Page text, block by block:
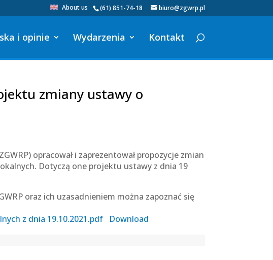
(61) 851-74-18 biuro@zgwrp.pl
About us
i opinie Wydarzenia Kontakt
zmiany ustawy o
opracował i zaprezentował propozycje zmian
Dotyczą one projektu ustawy z dnia 19
oraz ich uzasadnieniem można zapoznać się
z dnia 19.10.2021.pdf
Download